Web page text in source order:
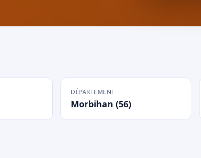
DÉPARTEMENT
Morbihan (56)